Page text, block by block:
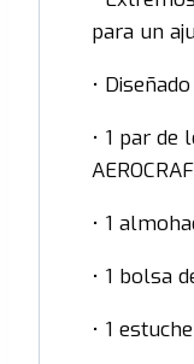
para un
•
• 1 par
• 1
• 1 bolsa
• 1